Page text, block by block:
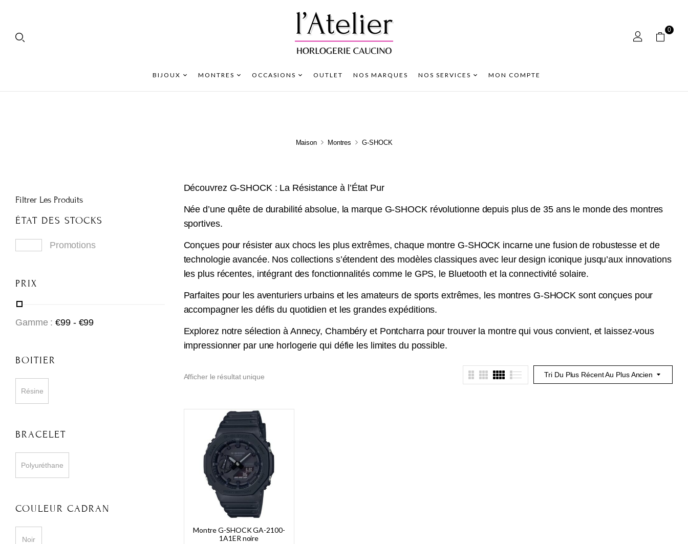
0
BIJOUX MONTRES OCCASIONS OUTLET NOS MARQUES NOS SERVICES MON COMPTE
Maison Montres G-SHOCK
Filtrer Les Produits
ÉTAT DES STOCKS
Promotions
PRIX
Gamme : €99 - €99
BOITIER
Résine
BRACELET
Polyuréthane
COULEUR CADRAN
Noir
Découvrez G-SHOCK : La Résistance à l’État Pur
Née d’une quête de durabilité absolue, la marque G-SHOCK révolutionne depuis plus de 35 ans le monde des montres
sportives.
Conçues pour résister aux chocs les plus extrêmes, chaque montre G-SHOCK incarne une fusion de robustesse et de
technologie avancée. Nos collections s’étendent des modèles classiques avec leur design iconique jusqu’aux innovations
les plus récentes, intégrant des fonctionnalités comme le GPS, le Bluetooth et la connectivité solaire.
Parfaites pour les aventuriers urbains et les amateurs de sports extrêmes, les montres G-SHOCK sont conçues pour
accompagner les défis du quotidien et les grandes expéditions.
Explorez notre sélection à Annecy, Chambéry et Pontcharra pour trouver la montre qui vous convient, et laissez-vous
impressionner par une horlogerie qui défie les limites du possible.
Tri Du Plus Récent Au Plus Ancien
Afficher le résultat unique
Montre G-SHOCK GA-2100-
1A1ER noire